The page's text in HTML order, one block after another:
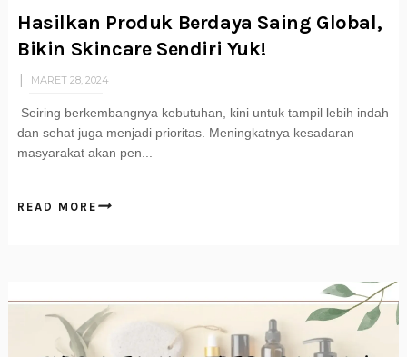
Hasilkan Produk Berdaya Saing Global,
Bikin Skincare Sendiri Yuk!
MARET 28, 2024
Seiring berkembangnya kebutuhan, kini untuk tampil lebih indah
dan sehat juga menjadi prioritas. Meningkatnya kesadaran
masyarakat akan pen...
READ MORE